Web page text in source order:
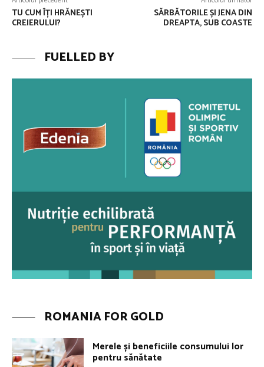
TU CUM ÎȚI HRĂNEȘTI
CREIERULUI?
SĂRBĂTORILE ȘI JENA DIN
DREAPTA, SUB COASTE
FUELLED BY
ROMANIA FOR GOLD
Merele și beneficiile consumului lor
pentru sănătate